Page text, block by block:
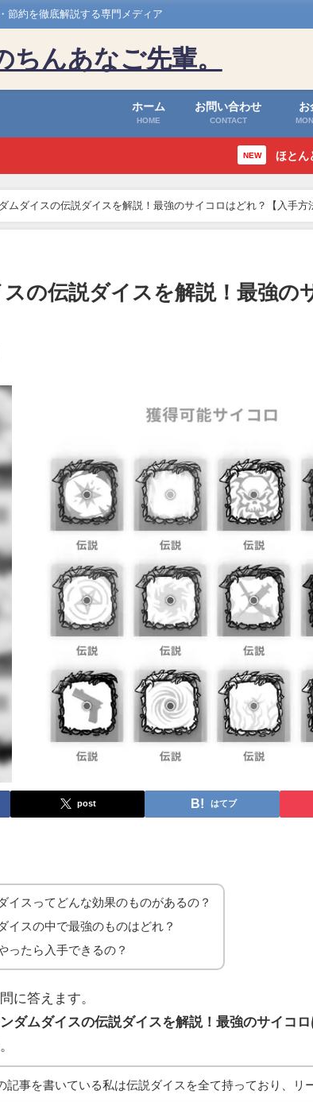
節約を徹底解説する専門メディア
ちんあなご先輩。
ホーム
HOME
お問い合わせ
CONTACT
お
NEW ほとん
ムダイスの伝説ダイスを解説！最強のサイコロはどれ？【入手方
の伝説ダイスを解説！最強の
post はてブ
イスってどんな効果のものがあるの？
イスの中で最強のものはどれ？
ったら入手できるの？
に答えます。
ダムダイスの伝説ダイスを解説！最強のサイコロ
記事を書いている私は伝説ダイスを全て持っており、リ